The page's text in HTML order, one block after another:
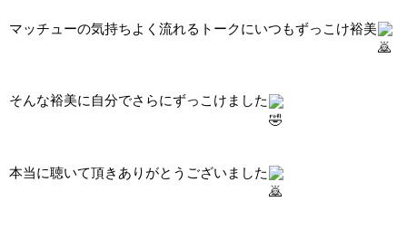
マッチューの気持ちよく流れるトークにいつもずっこけ裕美
そんな裕美に自分でさらにずっこけました
本当に聴いて頂きありがとうございました